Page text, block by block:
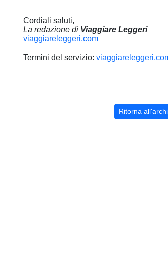
Cordiali saluti,
La redazione di Viaggiare Leggeri
viaggiareleggeri.com
Termini del servizio:
Ritorna